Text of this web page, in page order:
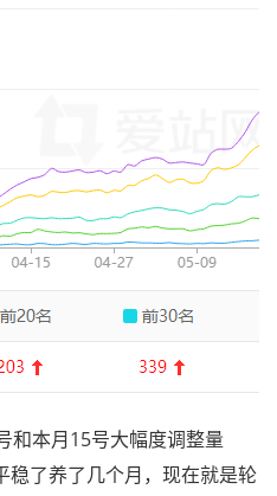
本月15号大幅度调整量
稳了养了几个月，现在就是轮